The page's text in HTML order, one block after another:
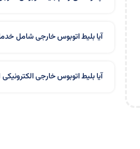
آیا بلیط اتوبوس خارجی شامل
آیا بلیط اتوبوس خارجی